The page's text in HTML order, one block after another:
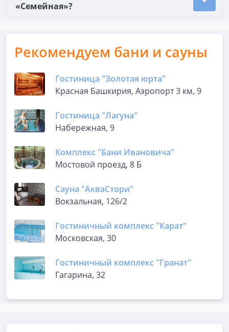
«Семейная»?
Рекомендуем бани и сауны
Гостиница "Золотая юрта"
Красная Башкирия, Аэропорт 3 км, 9
Гостиница "Лагуна"
Набережная, 9
Комплекс "Бани Ивановича"
Мостовой проезд, 8 Б
Сауна "АкваСтори"
Вокзальная, 126/2
Гостиничный комплекс "Карат"
Московская, 30
Гостиничный комплекс "Гранат"
Гагарина, 32